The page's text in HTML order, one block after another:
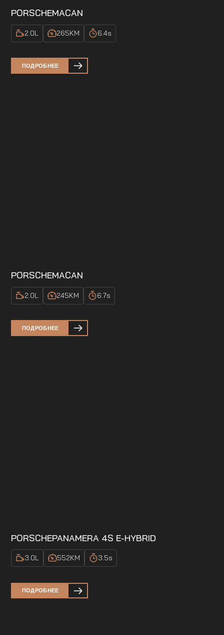
PORSCHEMACAN
2.0L 265KM 6.4s
ПОДРОБНЕЕ
PORSCHEMACAN
2.0L 245KM 6.7s
ПОДРОБНЕЕ
PORSCHEPANAMERA 4S E-HYBRID
3.0L 552KM 3.5s
ПОДРОБНЕЕ